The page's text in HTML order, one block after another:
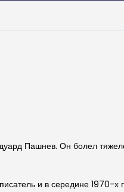
Пашнев. Он болел
и в середине 1970-х